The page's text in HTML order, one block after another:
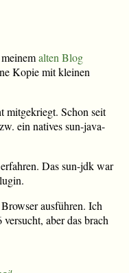
alten Blog
Kopie mit kleinen
mitgekriegt. Schon seit
ein natives sun-java-
Das sun-jdk war
ausführen. Ich
aber das brach